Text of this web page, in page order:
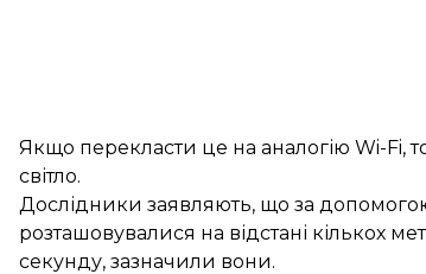
Якщо перекласти це на аналогію Wi-Fi,
світло.
Дослідники заявляють, що за
розташовувалися на відстані кількох
секунду, зазначили вони.